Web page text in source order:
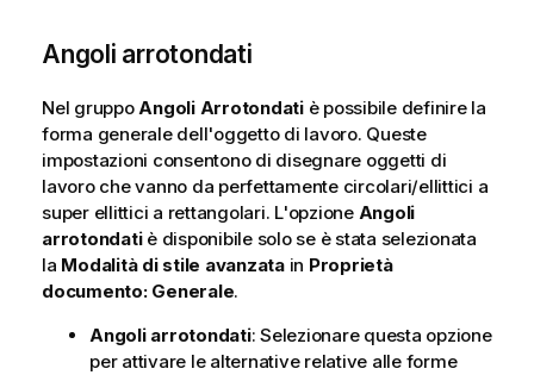
Angoli arrotondati
Nel gruppoAngoli Arrotondatiè possibile definire la
forma generale dell'oggetto di lavoro. Queste
impostazioni consentono di disegnare oggetti di
lavoro che vanno da perfettamente circolari/ellittici a
super ellittici a rettangolari. L'opzione Angoli
arrotondatiè disponibile solo se è stata selezionata
la Modalità di stile avanzatain Proprietà
documento: Generale.
Angoli arrotondati: Selezionare questa opzione
per attivare le alternative relative alle forme